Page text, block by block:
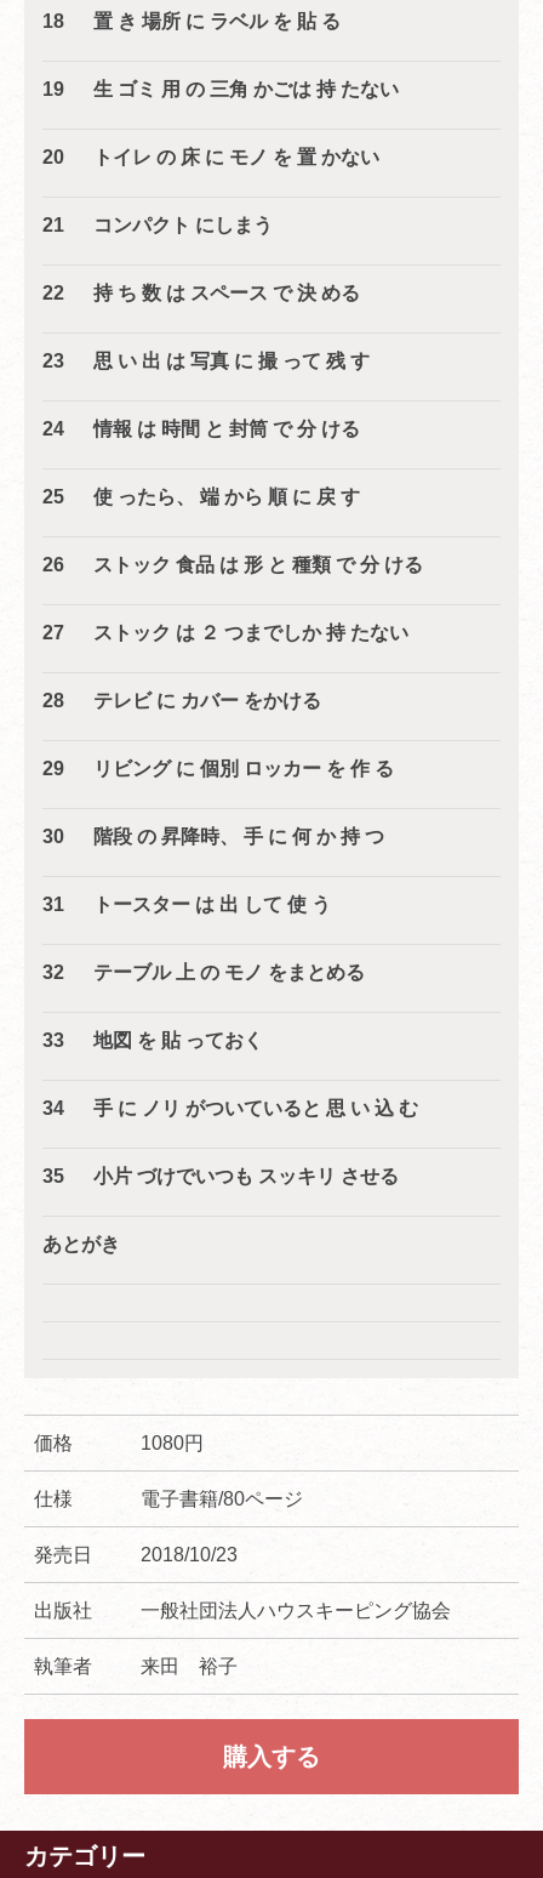
18 置 き 場所 に ラベル を 貼 る
19 生 ゴミ 用 の 三角 かごは 持 たない
20 トイレ の 床 に モノ を 置 かない
21 コンパクト にしまう
22 持 ち 数 は スペース で 決 める
23 思 い 出 は 写真 に 撮 って 残 す
24 情報 は 時間 と 封筒 で 分 ける
25 使 ったら、 端 から 順 に 戻 す
26 ストック 食品 は 形 と 種類 で 分 ける
27 ストック は ２ つまでしか 持 たない
28 テレビ に カバー をかける
29 リビング に 個別 ロッカー を 作 る
30 階段 の 昇降時、 手 に 何 か 持 つ
31 トースター は 出 して 使 う
32 テーブル 上 の モノ をまとめる
33 地図 を 貼 っておく
34 手 に ノリ がついていると 思 い 込 む
35 小片 づけでいつも スッキリ させる
あとがき
価格 1080円
仕様 電子書籍/80ページ
発売日 2018/10/23
出版社 一般社団法人ハウスキーピング協会
執筆者 来田 裕子
購入する
カテゴリー